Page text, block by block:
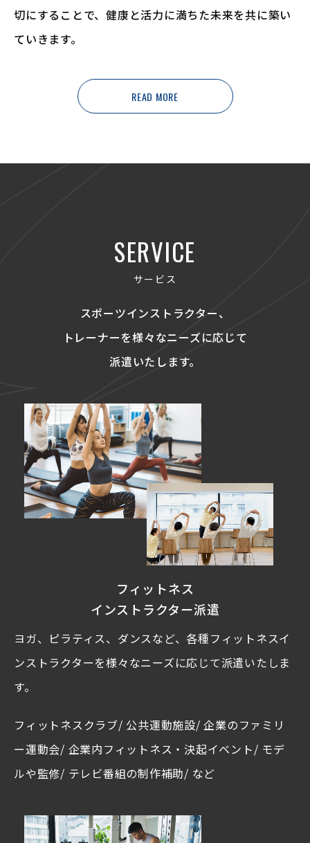
切にすることで、 健康と活力に満ちた未来を共に築い
ていきます。
READ MORE
SERVICE
サービス
スポーツインストラクター、
トレーナーを様々なニーズに応じて
派遣いたします。
フィットネス
インストラクター派遣
ヨガ、ピラティス、ダンスなど、各種フィットネスイ
ンストラクターを様々なニーズに応じて派遣いたしま
す。
フィットネスクラブ/ 公共運動施設/ 企業のファミリ
ー運動会/ 企業内フィットネス・決起イベント/ モデ
ルや監修/ テレビ番組の制作補助/ など